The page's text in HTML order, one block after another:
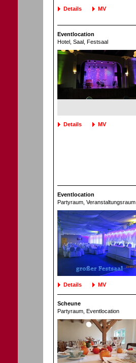
Details MV
Eventlocation
Hotel , Saal, Festsaal
Details MV
Eventlocation
Partyraum , Veranstaltungsraum
Details MV
Scheune
Partyraum , Eventlocation